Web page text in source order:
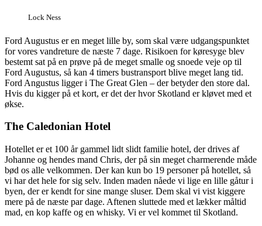
Lock Ness
Ford Augustus er en meget lille by, som skal være udgangspunktet
for vores vandreture de næste 7 dage. Risikoen for køresyge blev
bestemt sat på en prøve på de meget smalle og snoede veje op til
Ford Augustus, så kan 4 timers bustransport blive meget lang tid.
Ford Angustus ligger i The Great Glen – der betyder den store dal.
Hvis du kigger på et kort, er det der hvor Skotland er kløvet med et
økse.
The Caledonian Hotel
Hotellet er et 100 år gammel lidt slidt familie hotel, der drives af
Johanne og hendes mand Chris, der på sin meget charmerende måde
bød os alle velkommen. Der kan kun bo 19 personer på hotellet, så
vi har det hele for sig selv. Inden maden nåede vi lige en lille gåtur i
byen, der er kendt for sine mange sluser. Dem skal vi vist kiggere
mere på de næste par dage. Aftenen sluttede med et lækker måltid
mad, en kop kaffe og en whisky. Vi er vel kommet til Skotland.